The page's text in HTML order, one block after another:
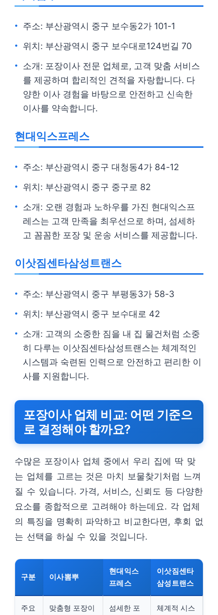
주소: 부산광역시 중구 보수동2가 101-1
위치: 부산광역시 중구 보수대로124번길 70
소개: 포장이사 전문 업체로, 고객 맞춤 서비스
를 제공하며 합리적인 견적을 자랑합니다. 다
양한 이사 경험을 바탕으로 안전하고 신속한
이사를 약속합니다.
현대익스프레스
주소: 부산광역시 중구 대청동4가 84-12
위치: 부산광역시 중구 중구로 82
소개: 오랜 경험과 노하우를 가진 현대익스프
레스는 고객 만족을 최우선으로 하며, 섬세하
고 꼼꼼한 포장 및 운송 서비스를 제공합니다.
이삿짐센타삼성트랜스
주소: 부산광역시 중구 부평동3가 58-3
위치: 부산광역시 중구 보수대로 42
소개: 고객의 소중한 짐을 내 집 물건처럼 소중
히 다루는 이삿짐센타삼성트랜스는 체계적인
시스템과 숙련된 인력으로 안전하고 편리한 이
사를 지원합니다.
포장이사 업체 비교: 어떤 기준으
로 결정해야 할까요?
수많은 포장이사 업체 중에서 우리 집에 딱 맞
는 업체를 고르는 것은 마치 보물찾기처럼 느껴
질 수 있습니다. 가격, 서비스, 신뢰도 등 다양한
요소를 종합적으로 고려해야 하는데요. 각 업체
의 특징을 명확히 파악하고 비교한다면, 후회 없
는 선택을 하실 수 있을 것입니다.
구분 이사뽐뿌
현대익스
프레스
이삿짐센타
삼성트랜스
주요
맞춤형 포장이
섬세한 포
체계적 시스